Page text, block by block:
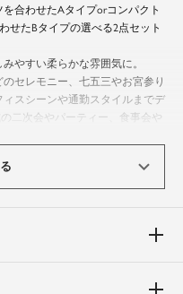
合わせたAタイプorコンパクト
せたBタイプの選べる2点セット
やすい柔らかな雰囲気に。
セレモニー、七五三やお宮参り
スシーンや通勤スタイルまでデ
二次会やパーティー、食事会や